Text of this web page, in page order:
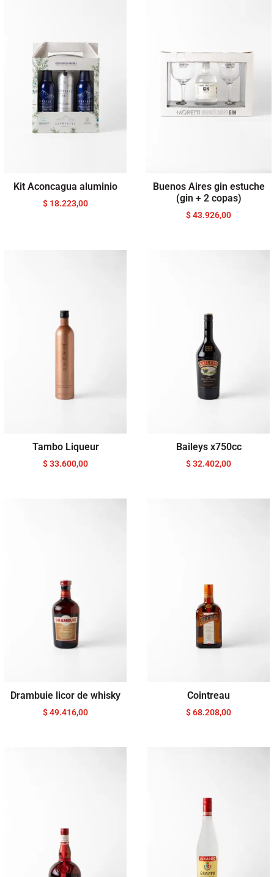
Kit Aconcagua aluminio
$ 18.223,00
Buenos Aires gin estuche
(gin + 2 copas)
$43.926,00
Tambo Liqueur
$33.600,00
Baileys x750cc
$32.402,00
Drambuie licor de whisky
$49.416,00
Cointreau
$68.208,00